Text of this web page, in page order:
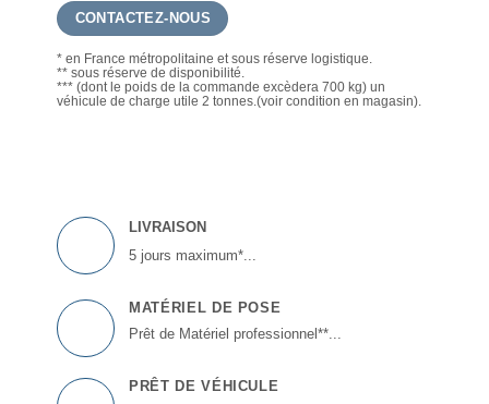
CONTACTEZ-NOUS
* en France métropolitaine et sous réserve logistique.
** sous réserve de disponibilité.
*** (dont le poids de la commande excèdera 700 kg) un
véhicule de charge utile 2 tonnes.(voir condition en magasin).
LIVRAISON
5 jours maximum*...
MATÉRIEL DE POSE
Prêt de Matériel professionnel**...
PRÊT DE VÉHICULE